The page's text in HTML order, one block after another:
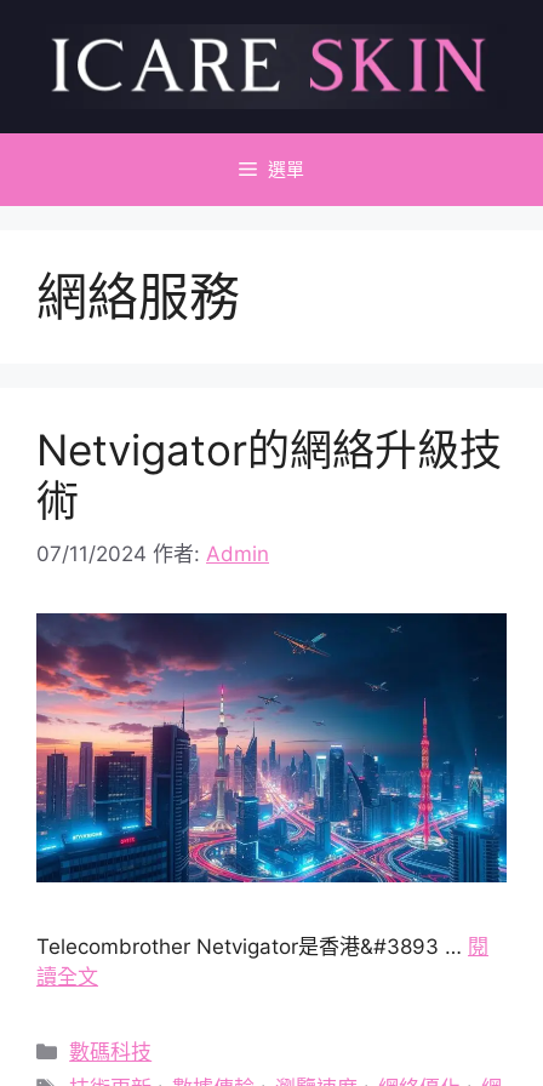
內
選單
網絡服務
Netvigator的網絡升級技
術
07/11/2024 作者: Admin
Telecombrother Netvigator是香港&#3893 … 閱
讀全文
分
類
數碼科技